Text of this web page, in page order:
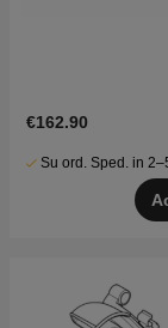
€162.90
Su ord. Sped. in